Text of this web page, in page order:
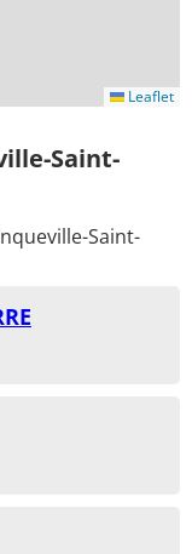
Leaflet
Saint-
Saint-